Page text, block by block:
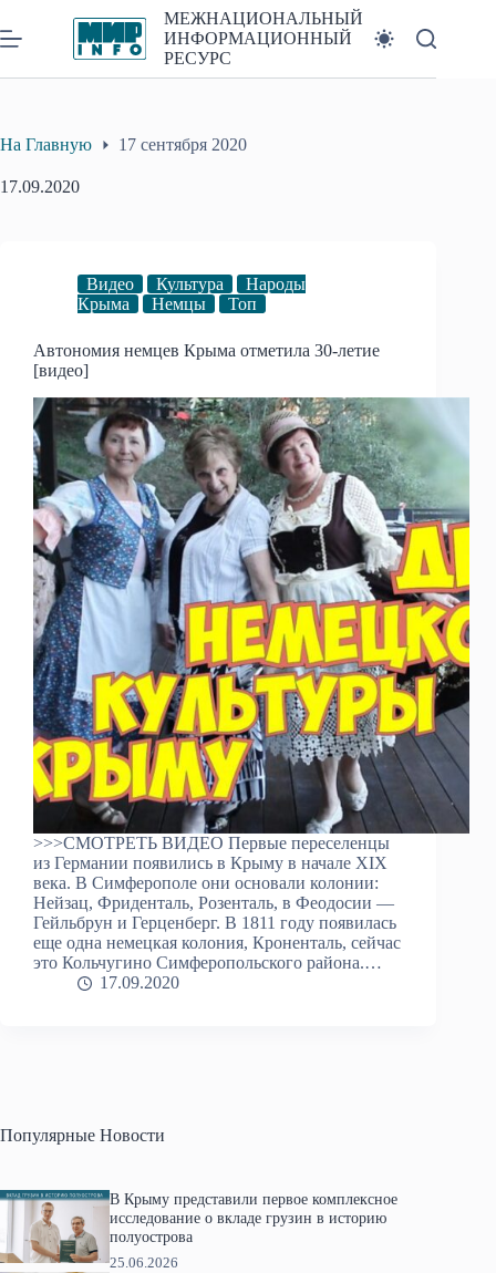
к
сути
МЕЖНАЦИОНАЛЬНЫЙ
ИНФОРМАЦИОННЫЙ
РЕСУРС
На Главную 17 сентября 2020
17.09.2020
Видео Культура
Народы
Крыма
Немцы Топ
Автономия немцев Крыма отметила 30-летие
[видео]
>>>СМОТРЕТЬ ВИДЕО Первые переселенцы
из Германии появились в Крыму в начале XIX
века. В Симферополе они основали колонии:
Нейзац, Фриденталь, Розенталь, в Феодосии —
Гейльбрун и Герценберг. В 1811 году появилась
еще одна немецкая колония, Кроненталь, сейчас
это Кольчугино Симферопольского района.…
17.09.2020
Популярные Новости
В Крыму представили первое комплексное
исследование о вкладе грузин в историю
полуострова
25.06.2026